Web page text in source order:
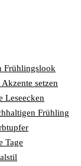
Frühlingslook
setzen
Leseecken
Frühling
Tage